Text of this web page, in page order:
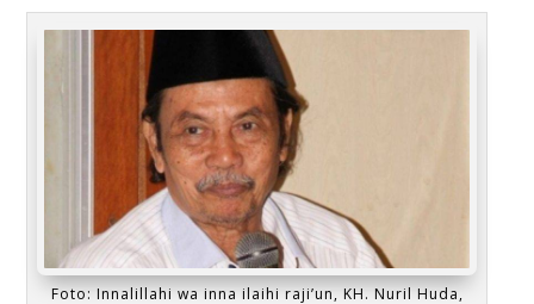
Foto: Innalillahi wa inna ilaihi raji’un, KH. Nuril Huda,